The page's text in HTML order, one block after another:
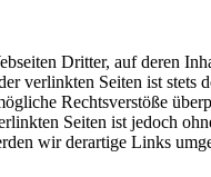
Dritter, auf deren
verlinkten Seiten ist
Rechtsverstöße
Seiten ist jedoch
wir derartige Links